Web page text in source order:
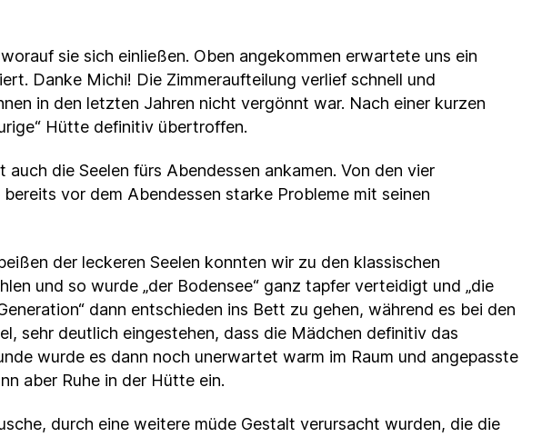
sie sich einließen. Oben angekommen erwartete uns ein
Danke Michi! Die Zimmeraufteilung verlief schnell und
in den letzten Jahren nicht vergönnt war. Nach einer kurzen
Hütte definitiv übertroffen.
die Seelen fürs Abendessen ankamen. Von den vier
vor dem Abendessen starke Probleme mit seinen
der leckeren Seelen konnten wir zu den klassischen
und so wurde „der Bodensee“ ganz tapfer verteidigt und „die
dann entschieden ins Bett zu gehen, während es bei den
sehr deutlich eingestehen, dass die Mädchen definitiv das
wurde es dann noch unerwartet warm im Raum und angepasste
aber Ruhe in der Hütte ein.
durch eine weitere müde Gestalt verursacht wurden, die die